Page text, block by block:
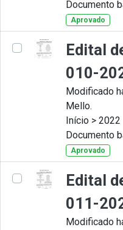
Documento
Aprovado
Edital
010-
Modificado
Mello.
Início > 2022
Documento
Aprovado
Edital
011-
Modificado